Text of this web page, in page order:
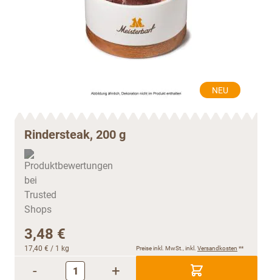
NEU
Rindersteak, 200 g
3,48 €
17,40 € / 1 kg Preise inkl. MwSt., inkl. Versandkosten **
- +